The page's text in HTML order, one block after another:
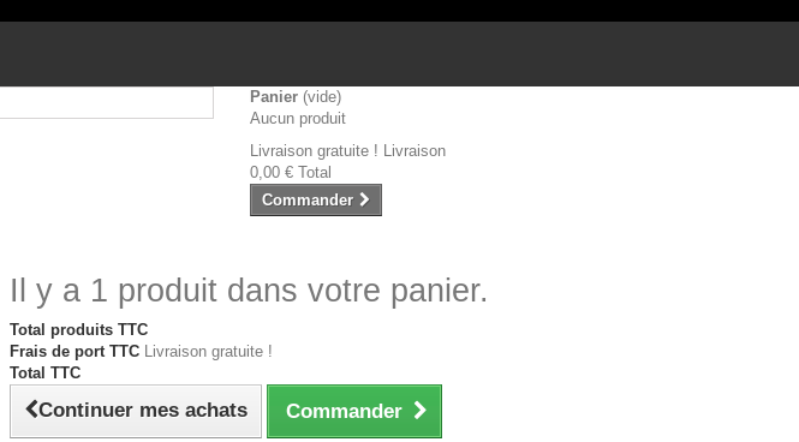
Panier (vide)
Aucun produit
Livraison gratuite ! Livraison
0,00 € Total
Commander
Il y a 1 produit dans votre panier.
Total produits TTC
Frais de port TTC Livraison gratuite !
Total TTC
Continuer mes achats Commander